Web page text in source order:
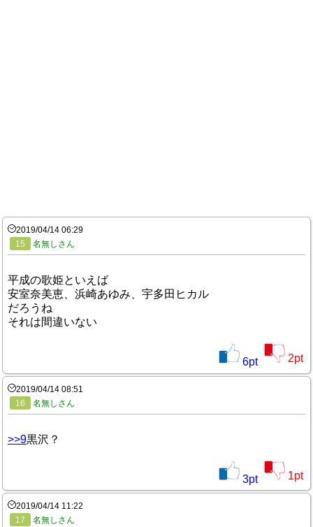
2019/04/14 06:29
15
名無しさん
平成の歌姫といえば
安室奈美恵、浜崎あゆみ、宇多田ヒカル
だろうね
それは間違いない
6pt 2pt
2019/04/14 08:51
16
名無しさん
>>9黒沢？
3pt 1pt
2019/04/14 11:22
17
名無しさん